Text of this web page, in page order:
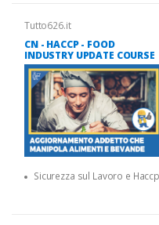
Tutto626.it
CN - HACCP - FOOD
INDUSTRY UPDATE COURSE
Sicurezza sul Lavoro e Haccp